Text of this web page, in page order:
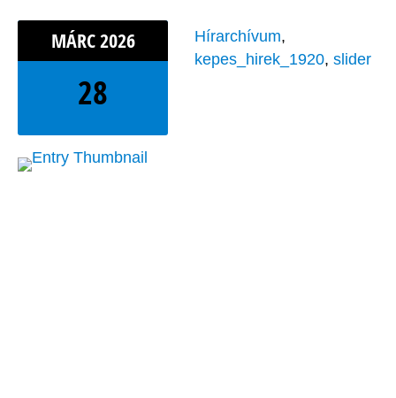
MÁRC2026
28
Hírarchívum,
kepes_hirek_1920, slider